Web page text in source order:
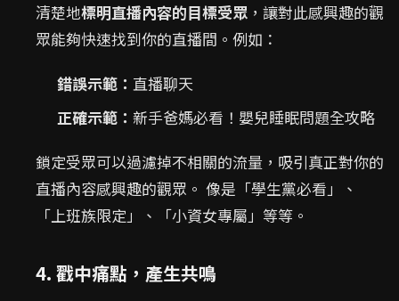
清楚地標明直播內容的目標受眾 ，讓對此感興趣的觀
眾能夠快速找到你的直播間。例如：
錯誤示範： 直播聊天
正確示範： 新手爸媽必看！嬰兒睡眠問題全攻略
鎖定受眾可以過濾掉不相關的流量，吸引真正對你的
直播內容感興趣的觀眾。 像是「學生黨必看」、
「上班族限定」、「小資女專屬」等等。
4. 戳中痛點，產生共鳴